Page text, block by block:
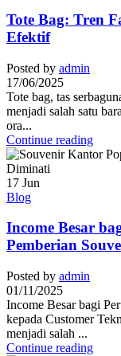
Tote Bag: Tren
Efektif
Posted by admin
17/06/2025
Tote bag, tas
menjadi salah satu
ora...
Continue reading
17 Jun
Blog
Income Besar
Pemberian
Posted by admin
01/11/2025
Income Besar bagi
kepada Customer
menjadi salah ...
Continue reading